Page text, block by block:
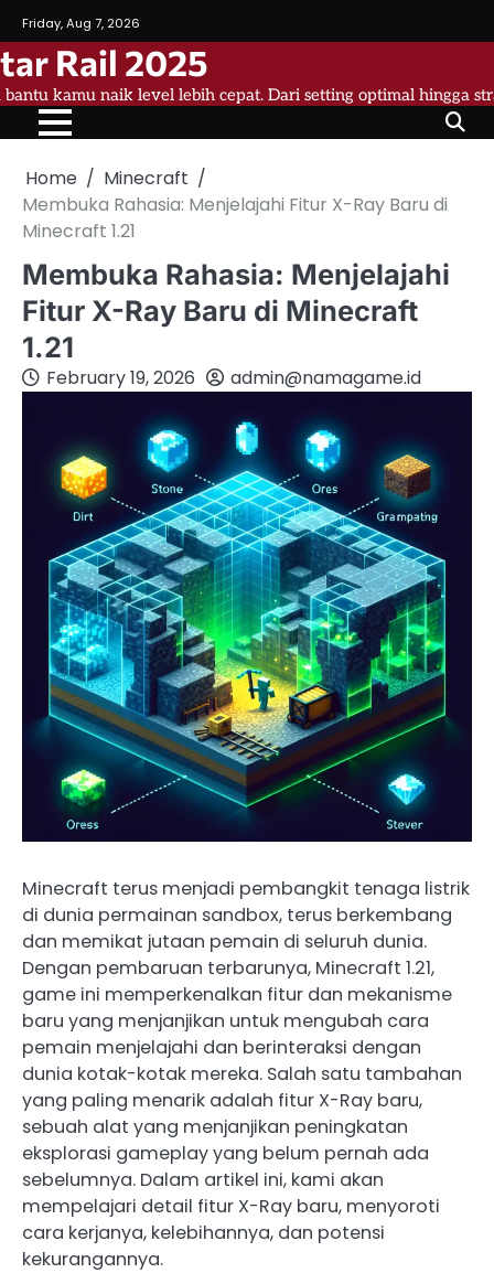
to
content
Friday, Aug 7, 2026
Rail 2025
kamu naik level lebih cepat. Dari setting optimal hingga
Home
Minecraft
Membuka Rahasia: Menjelajahi Fitur X-Ray Baru di
Minecraft 1.21
Membuka Rahasia: Menjelajahi
Fitur X-Ray Baru di Minecraft
1.21
February 19, 2026 admin@namagame.id
Minecraft terus menjadi pembangkit tenaga listrik
di dunia permainan sandbox, terus berkembang
dan memikat jutaan pemain di seluruh dunia.
Dengan pembaruan terbarunya, Minecraft 1.21,
game ini memperkenalkan fitur dan mekanisme
baru yang menjanjikan untuk mengubah cara
pemain menjelajahi dan berinteraksi dengan
dunia kotak-kotak mereka. Salah satu tambahan
yang paling menarik adalah fitur X-Ray baru,
sebuah alat yang menjanjikan peningkatan
eksplorasi gameplay yang belum pernah ada
sebelumnya. Dalam artikel ini, kami akan
mempelajari detail fitur X-Ray baru, menyoroti
cara kerjanya, kelebihannya, dan potensi
kekurangannya.